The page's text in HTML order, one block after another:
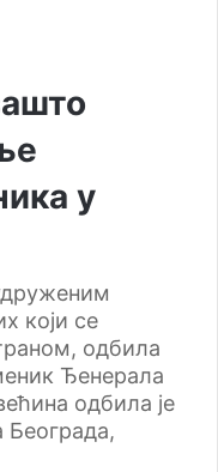
у
који се
одбила
Ђенерала
одбила је
Београда,